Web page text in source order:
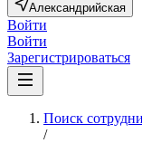
Александрийская
Войти
Войти
Зарегистрироваться
Поиск
/